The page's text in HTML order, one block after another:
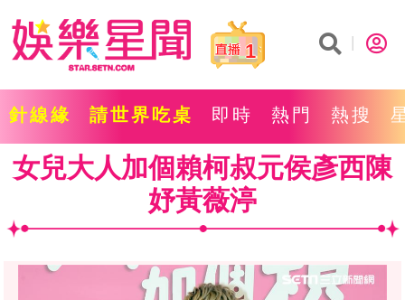
1
針線緣 請世界吃桌 即時 熱門 熱搜
女兒大人加個賴柯叔元侯彥西陳
妤黃薇渟